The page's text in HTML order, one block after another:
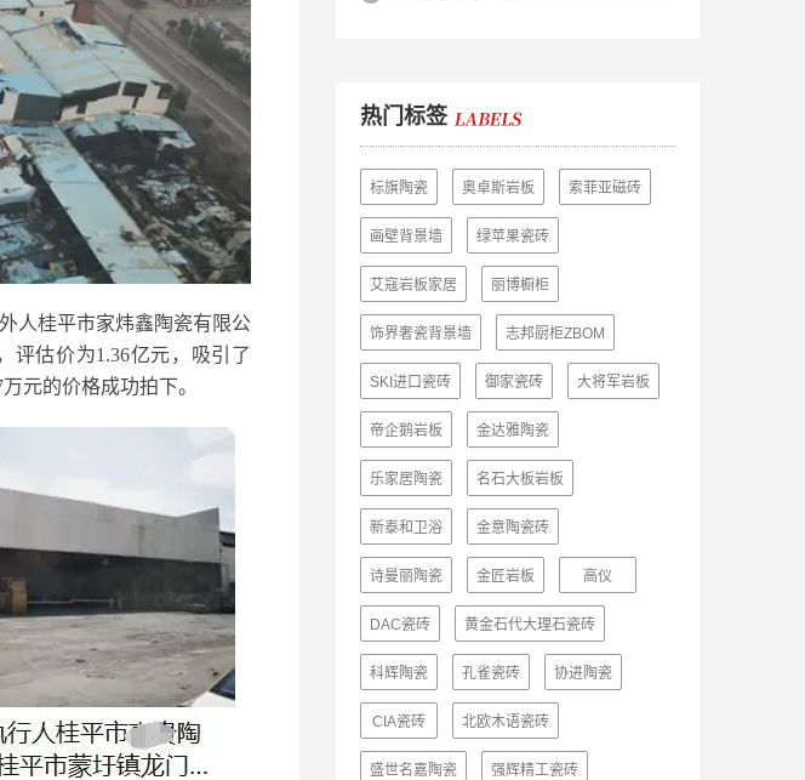
人桂平市家炜鑫陶瓷有限公
评估价为1.36亿元，吸引了
元的价格成功拍下。
热门标签
标旗陶瓷 奥卓斯岩板 索菲亚磁砖
画壁背景墙 绿苹果瓷砖
艾寇岩板家居 丽博橱柜
饰界奢瓷背景墙 志邦厨柜ZBOM
SKI进口瓷砖 御家瓷砖 大将军岩板
帝企鹅岩板 金达雅陶瓷
乐家居陶瓷 名石大板岩板
新泰和卫浴 金意陶瓷砖
诗曼丽陶瓷 金匠岩板 高仪
DAC瓷砖 黄金石代大理石瓷砖
科辉陶瓷 孔雀瓷砖 协进陶瓷
CIA瓷砖 北欧木语瓷砖
盛世名嘉陶瓷 强辉精工瓷砖